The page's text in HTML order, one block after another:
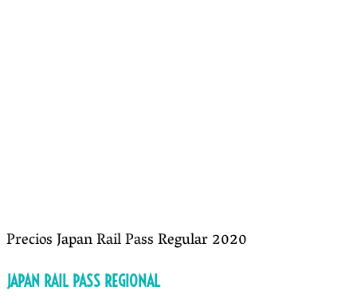
Precios Japan Rail Pass Regular 2020
JAPAN RAIL PASS REGIONAL